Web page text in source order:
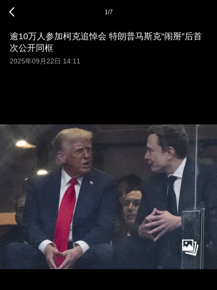
1/7
逾10万人参加柯克追悼会 特朗普马斯克“闹掰”后首
次公开同框
2025年09月22日 14:11